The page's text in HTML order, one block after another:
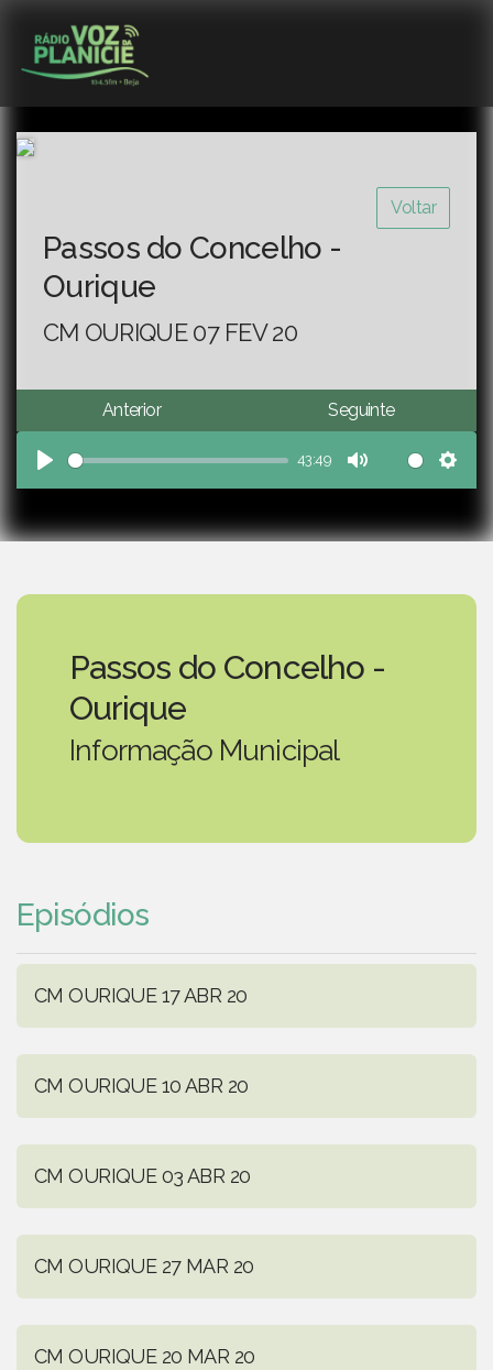
Voltar
Passos do Concelho -
Ourique
CM OURIQUE 07 FEV 20
Anterior Seguinte
Play
43:49
Mute
Passos do Concelho -
Ourique
Informação Municipal
Episódios
CM OURIQUE 17 ABR 20
CM OURIQUE 10 ABR 20
CM OURIQUE 03 ABR 20
CM OURIQUE 27 MAR 20
CM OURIQUE 20 MAR 20